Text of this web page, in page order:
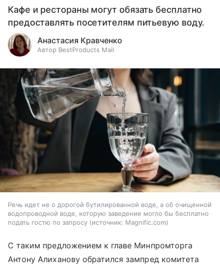
Кафе и рестораны могут обязать бесплатно
предоставлять посетителям питьевую воду.
Анастасия Кравченко
Автор BestProducts Mail
Речь идет не о дорогой бутилированной воде, а об очищенной
водопроводной воде, которую заведение могло бы бесплатно
подать гостю по запросу
источник: Magnific.com
С таким предложением к главе Минпромторга
Антону Алиханову обратился зампред комитета